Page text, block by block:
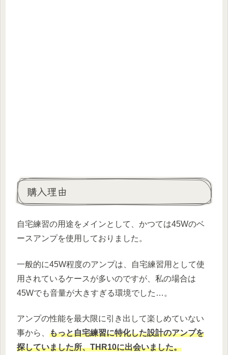
購入理由
自宅練習の用途をメインとして、かつては45Wのベ
ースアンプを使用しておりました。
一般的に45W程度のアンプは、自宅練習用として使
用されているケースが多いのですが、私の場合は
45Wでも音量が大きすぎる環境でした…。
アンプの性能を最大限に引き出して楽しめていない
事から、 もっと自宅練習に特化した設計のアンプを
探していました所、THR10に出会いました。